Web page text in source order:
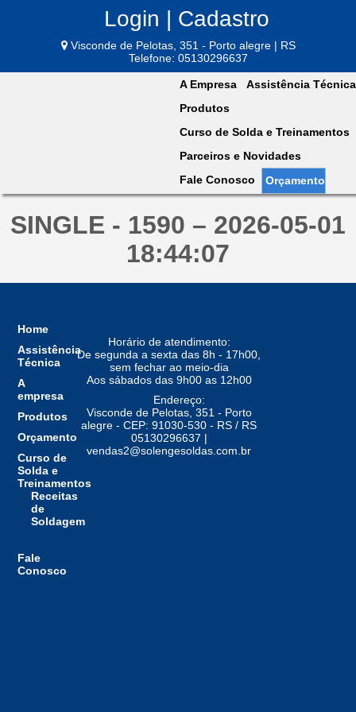
Login | Cadastro
Visconde de Pelotas, 351 - Porto alegre | RS
Telefone: 05130296637
A Empresa
Assistência Técnica
Produtos
Curso de Solda e Treinamentos
Parceiros e Novidades
Fale Conosco
Orçamento
SINGLE - 1590 – 2026-05-01
18:44:07
Home
Assistência
Técnica
A
empresa
Produtos
Orçamento
Curso de
Solda e
Treinamentos
Receitas
de
Soldagem
Fale
Conosco
Horário de atendimento:
De segunda a sexta das 8h - 17h00,
sem fechar ao meio-dia
Aos sábados das 9h00 as 12h00
Endereço:
Visconde de Pelotas, 351 - Porto
alegre - CEP: 91030-530 - RS / RS
05130296637 |
vendas2@solengesoldas.com.br